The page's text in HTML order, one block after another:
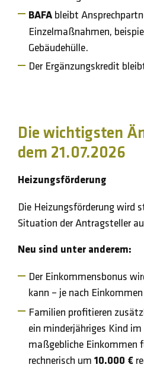
BAFA bleibt
Einzelmaßnahmen,
Gebäudehülle.
Der Ergänzungskredit
Die wichtigsten
dem 21.07.2026
Heizungsförderung
Die Heizungsförderung wird
Situation der Antragsteller
Neu sind unter anderem:
Der Einkommensbonus
kann – je nach
Familien profitieren
ein minderjähriges Kind
maßgebliche Einkommen
rechnerisch um 10.000 €